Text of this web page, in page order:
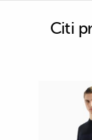
Citi